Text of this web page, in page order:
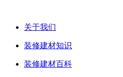
关于我们
装修建材知识
装修建材百科